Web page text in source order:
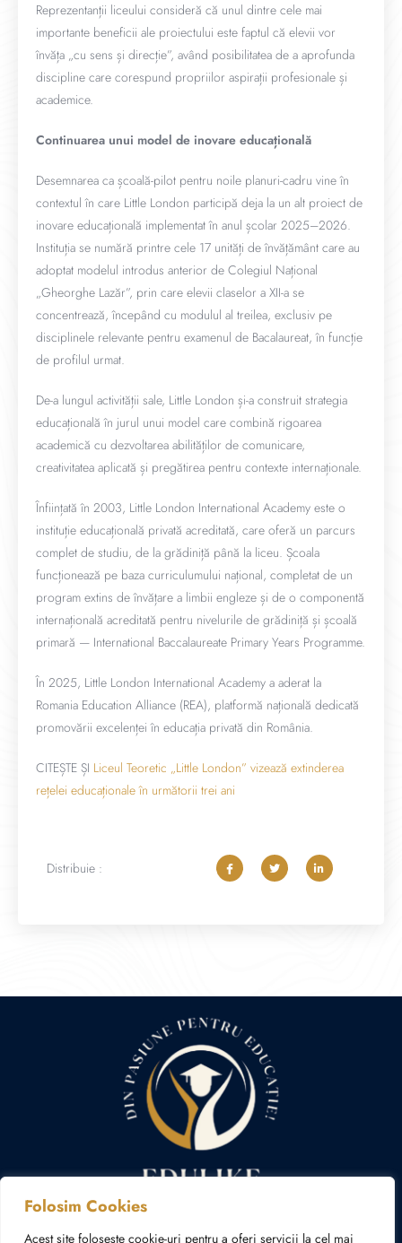
Folosim Cookies
Acest site folosește cookie-uri pentru a oferi servicii la cel mai
Reprezentanții liceului consideră că unul dintre cele mai
importante beneficii ale proiectului este faptul că elevii vor
învăța „cu sens și direcție”, având posibilitatea de a aprofunda
discipline care corespund propriilor aspirații profesionale și
academice.
Continuarea unui model de inovare educațională
Desemnarea ca școală-pilot pentru noile planuri-cadru vine în
contextul în care Little London participă deja la un alt proiect de
inovare educațională implementat în anul școlar 2025–2026.
Instituția se numără printre cele 17 unități de învățământ care au
adoptat modelul introdus anterior de Colegiul Național
„Gheorghe Lazăr”, prin care elevii claselor a XII-a se
concentrează, începând cu modulul al treilea, exclusiv pe
disciplinele relevante pentru examenul de Bacalaureat, în funcție
de profilul urmat.
De-a lungul activității sale, Little London și-a construit strategia
educațională în jurul unui model care combină rigoarea
academică cu dezvoltarea abilităților de comunicare,
creativitatea aplicată și pregătirea pentru contexte internaționale.
Înființată în 2003, Little London International Academy este o
instituție educațională privată acreditată, care oferă un parcurs
complet de studiu, de la grădiniță până la liceu. Școala
funcționează pe baza curriculumului național, completat de un
program extins de învățare a limbii engleze și de o componentă
internațională acreditată pentru nivelurile de grădiniță și școală
primară — International Baccalaureate Primary Years Programme.
În 2025, Little London International Academy a aderat la
Romania Education Alliance (REA), platformă națională dedicată
promovării excelenței în educația privată din România.
CITEȘTE ȘI Liceul Teoretic „Little London” vizează extinderea
rețelei educaționale în următorii trei ani
Distribuie :
Politica de confidențialitate